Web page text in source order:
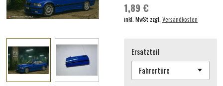
1,89 €
inkl. MwSt zzgl. Versandkosten
Ersatzteil